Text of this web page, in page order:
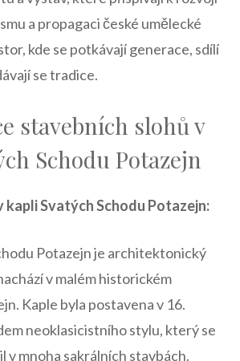
a propagaci české umělecké
kde se potkávají generace, ‌sdílí
se tradice.
stavebních‌ slohů​ v
Schodu Potazejn
kapli ‌Svatých Schodu Potazejn:
Potazejn ‌je architektonický
v malém historickém
⁣Kaple byla postavena v ‍16.
neoklasicistního stylu, ⁢který se
v mnoha‌ sakrálních stavbách.